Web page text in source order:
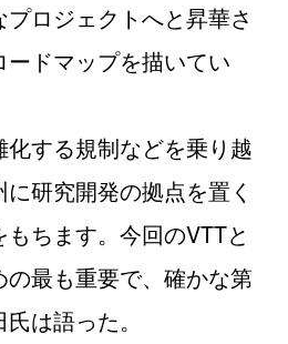
ロジェクトへと昇華さ
ドマップを描いてい
化する規制などを乗り越
研究開発の拠点を置く
ちます。今回のVTTと
最も重要で、確かな第
は語った。